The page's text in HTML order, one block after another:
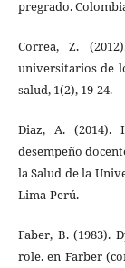
pregrado.
Correa, Z.
universitarios de
salud, 1(2), 19-24.
Diaz, A. (2014).
desempeño
la Salud de la
Lima-Perú.
Faber, B. (1983).
role. en Farber